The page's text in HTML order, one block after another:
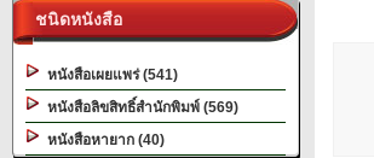
ชนิดหนังสือ
หนังสือเผยแพร่ (541)
หนังสือลิขสิทธิ์สำนักพิมพ์ (569)
หนังสือหายาก (40)